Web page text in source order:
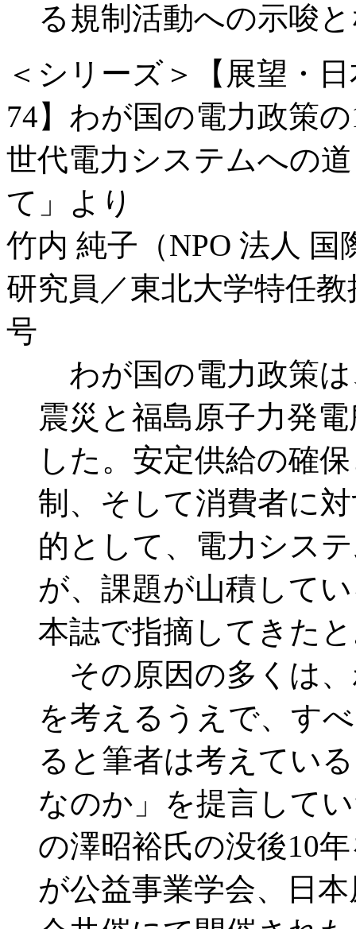
る規制活動への示唆
＜シリーズ＞【展望・
74】わが国の電力政策
世代電力システムへの
て」より
竹内 純子（NPO 法人
研究員／東北大学特任教
号
わが国の電力政策は
震災と福島原子力発
した。安定供給の確
制、そして消費者に
的として、電力シス
が、課題が山積して
本誌で指摘してきた
その原因の多くは
を考えるうえで、す
ると筆者は考えてい
なのか」を提言して
の澤昭裕氏の没後10
が公益事業学会、日